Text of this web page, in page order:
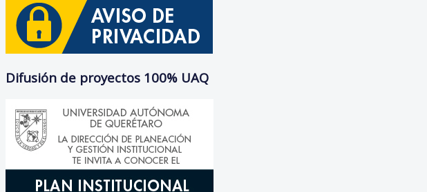
Difusión de proyectos 100% UAQ